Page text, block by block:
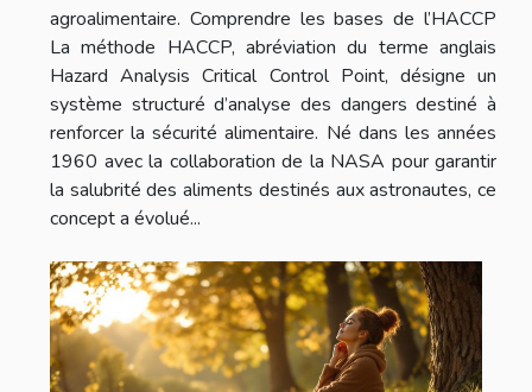
agroalimentaire. Comprendre les bases de l’HACCP
La méthode HACCP, abréviation du terme anglais
Hazard Analysis Critical Control Point, désigne un
système structuré d’analyse des dangers destiné à
renforcer la sécurité alimentaire. Né dans les années
1960 avec la collaboration de la NASA pour garantir
la salubrité des aliments destinés aux astronautes, ce
concept a évolué...